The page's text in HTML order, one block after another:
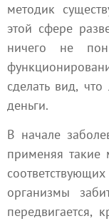
методик
этой сфере
ничего не
сделать вид,
деньги.
В начале
применяя такие
организмы
передвигается,